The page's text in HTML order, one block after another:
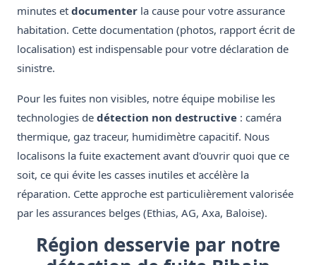
minutes et documenter la cause pour votre assurance
habitation. Cette documentation (photos, rapport écrit de
localisation) est indispensable pour votre déclaration de
sinistre.
Pour les fuites non visibles, notre équipe mobilise les
technologies de détection non destructive : caméra
thermique, gaz traceur, humidimètre capacitif. Nous
localisons la fuite exactement avant d'ouvrir quoi que ce
soit, ce qui évite les casses inutiles et accélère la
réparation. Cette approche est particulièrement valorisée
par les assurances belges (Ethias, AG, Axa, Baloise).
Région desservie par notre